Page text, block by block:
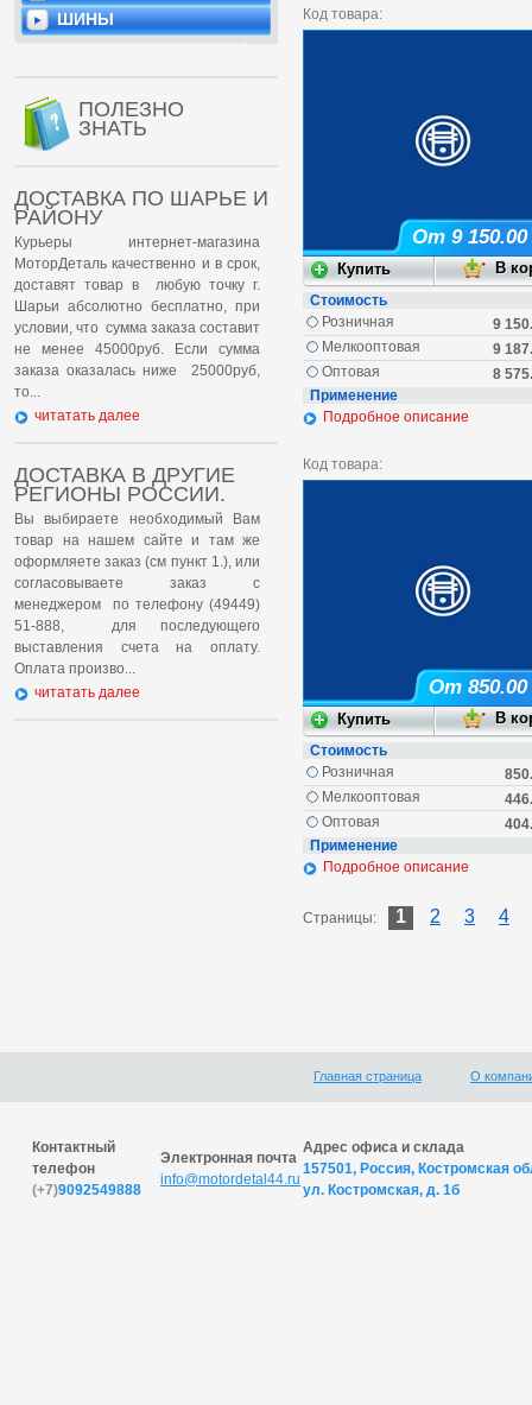
ШИНЫ
ПОЛЕЗНО
ЗНАТЬ
ДОСТАВКА ПО ШАРЬЕ И
РАЙОНУ
Курьеры интернет-магазина
МоторДеталь качественно и в срок,
доставят товар в любую точку г.
Шарьи абсолютно бесплатно, при
условии, что сумма заказа составит
не менее 45000руб. Если сумма
заказа оказалась ниже 25000руб,
то...
читатать далее
ДОСТАВКА В ДРУГИЕ
РЕГИОНЫ РОССИИ.
Вы выбираете необходимый Вам
товар на нашем сайте и там же
оформляете заказ (см пункт 1.), или
согласовываете заказ с
менеджером по телефону (49449)
51-888, для последующего
выставления счета на оплату.
Оплата произво...
читатать далее
Код товара:
От 9 150.00
Стоимость
9
Розничная
9
Мелкооптовая
8
Оптовая
Применение
Подробное описание
Код товара:
От 850.00
Стоимость
Розничная
Мелкооптовая
Оптовая
Применение
Подробное описание
Страницы: 1 2 3 4
Главная страница О
Контактный
телефон
(+7)9092549888
Электронная почта
info@motordetal44.ru
Адрес офиса и склада
157501, Россия, Костромская
ул. Костромская, д. 1б